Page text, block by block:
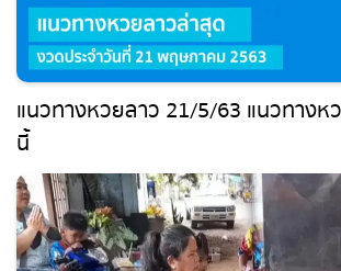
แนวทางหวยลาว 21/5/63 แนวทางหว
วันนี้